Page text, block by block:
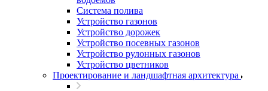
Система полива
Устройство газонов
Устройство дорожек
Устройство посевных газонов
Устройство рулонных газонов
Устройство цветников
Проектирование и ландшафтная архитектура